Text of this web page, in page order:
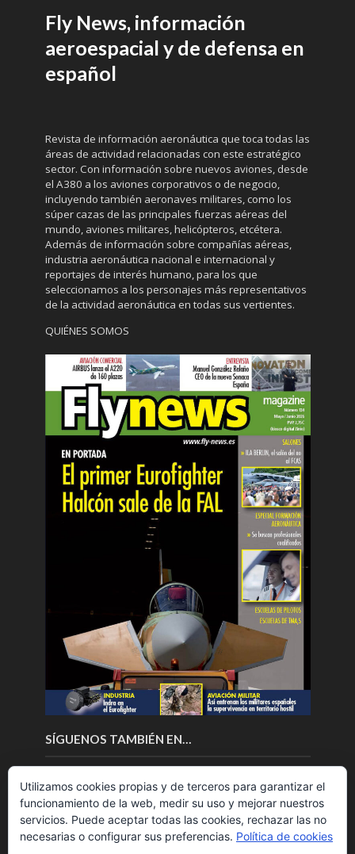
Fly News, información
aeroespacial y de defensa en
español
Revista de información aeronáutica que toca todas las
áreas de actividad relacionadas con este estratégico
sector. Con información sobre nuevos aviones, desde
el A380 a los aviones corporativos o de negocio,
incluyendo también aeronaves militares, como los
súper cazas de las principales fuerzas aéreas del
mundo, aviones militares, helicópteros, etcétera.
Además de información sobre compañías aéreas,
industria aeronáutica nacional e internacional y
reportajes de interés humano, para los que
seleccionamos a los personajes más representativos
de la actividad aeronáutica en todas sus vertientes.
QUIÉNES SOMOS
SÍGUENOS TAMBIÉN EN…
Utilizamos cookies propias y de terceros para garantizar el
funcionamiento de la web, medir su uso y mejorar nuestros
servicios. Puede aceptar todas las cookies, rechazar las no
necesarias o configurar sus preferencias. Política de cookies